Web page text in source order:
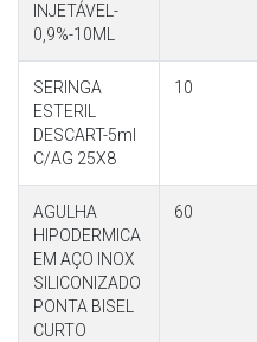
INJETÁVEL-
0,9%-10ML
SERINGA
ESTERIL
DESCART-5ml
C/AG 25X8
10
AGULHA
HIPODERMICA
EM AÇO INOX
SILICONIZADO
PONTA BISEL
CURTO
60